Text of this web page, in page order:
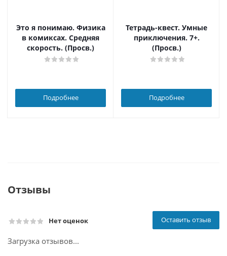
Это я понимаю. Физика
в комиксах. Средняя
скорость. (Просв.)
Подробнее
Тетрадь-квест. Умные
приключения. 7+.
(Просв.)
Подробнее
Отзывы
Нет оценок Оставить отзыв
Загрузка отзывов...